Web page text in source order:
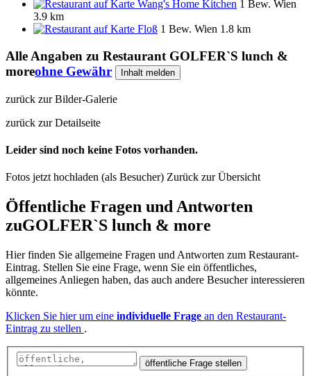
Wang's Home Kitchen 1 Bew. Wien
3.9 km
Floß 1 Bew. Wien 1.8 km
Alle Angaben zu Restaurant GOLFER`S lunch &
moreohne Gewähr Inhalt melden
zurück zur Bilder-Galerie
zurück zur Detailseite
Leider sind noch keine Fotos vorhanden.
Fotos jetzt hochladen (als Besucher) Zurück zur Übersicht
Öffentliche Fragen und Antworten
zuGOLFER`S lunch & more
Hier finden Sie allgemeine Fragen und Antworten zum Restaurant-
Eintrag. Stellen Sie eine Frage, wenn Sie ein öffentliches,
allgemeines Anliegen haben, das auch andere Besucher interessieren
könnte.
Klicken Sie hier um eine individuelle Frage an den Restaurant-
Eintrag zu stellen .
öffentliche Frage stellen